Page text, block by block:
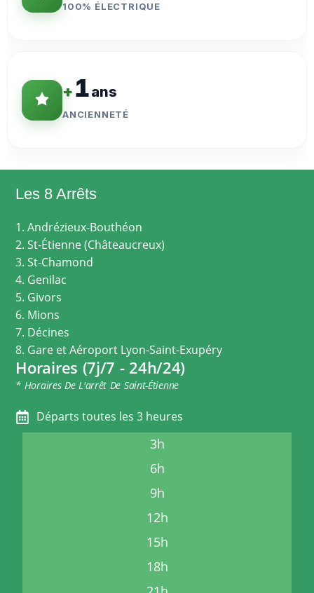
100% ÉLECTRIQUE
+1ans
ANCIENNETÉ
Les 8 Arrêts
1. Andrézieux-Bouthéon
2. St-Étienne (Châteaucreux)
3. St-Chamond
4. Genilac
5. Givors
6. Mions
7. Décines
8. Gare et Aéroport Lyon-Saint-Exupéry
Horaires (7j/7 - 24h/24)
* Horaires De L'arrêt De Saint-Étienne
Départs toutes les 3 heures
3h
6h
9h
12h
15h
18h